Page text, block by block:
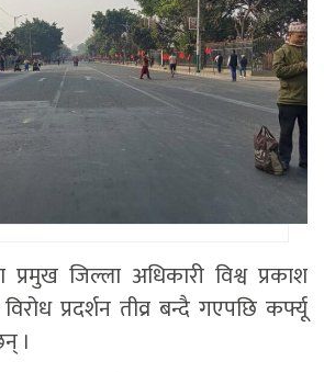
जिल्ला अधिकारी विश्व प्रकाश
प्रदर्शन तीव्र बन्दै गएपछि कर्फ्यू
।